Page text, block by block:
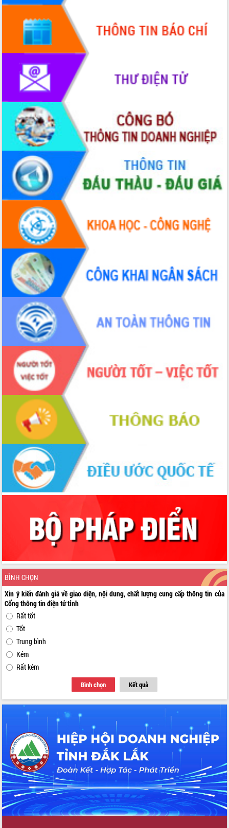
BÌNH CHỌN
Xin ý kiến đánh giá về giao diện, nội dung, chất lượng cung cấp thông tin của
Cổng thông tin điện tử tỉnh
Rất tốt
Tốt
Trung bình
Kém
Rất kém
Bình chọn Kết quả